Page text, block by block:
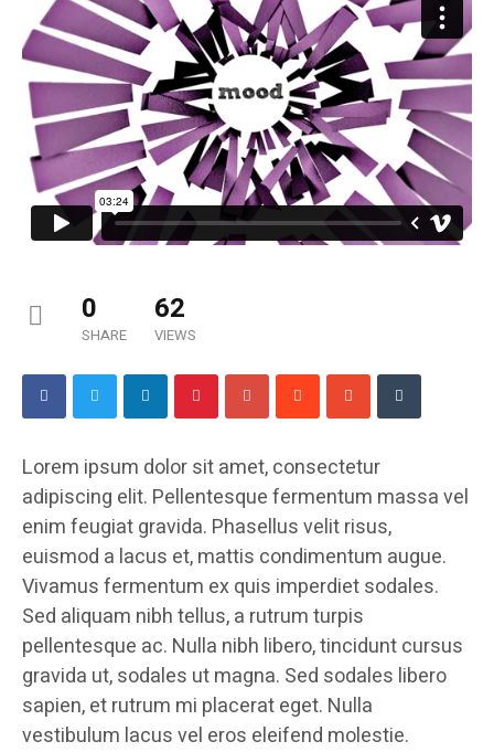
0
SHARE
62
VIEWS
Lorem ipsum dolor sit amet, consectetur
adipiscing elit. Pellentesque fermentum massa vel
enim feugiat gravida. Phasellus velit risus,
euismod a lacus et, mattis condimentum augue.
Vivamus fermentum ex quis imperdiet sodales.
Sed aliquam nibh tellus, a rutrum turpis
pellentesque ac. Nulla nibh libero, tincidunt cursus
gravida ut, sodales ut magna. Sed sodales libero
sapien, et rutrum mi placerat eget. Nulla
vestibulum lacus vel eros eleifend molestie.